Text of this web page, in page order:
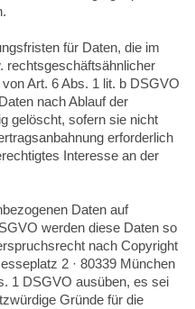
für Daten, die im
rechtsgeschäftsähnlicher
Art. 6 Abs. 1 lit. b DSGVO
nach Ablauf der
gelöscht, sofern sie nicht
erforderlich
Interesse an der
Daten auf
werden diese Daten so
nach Copyright
2 · 80339 München
1 DSGVO ausüben, es sei
Gründe für die